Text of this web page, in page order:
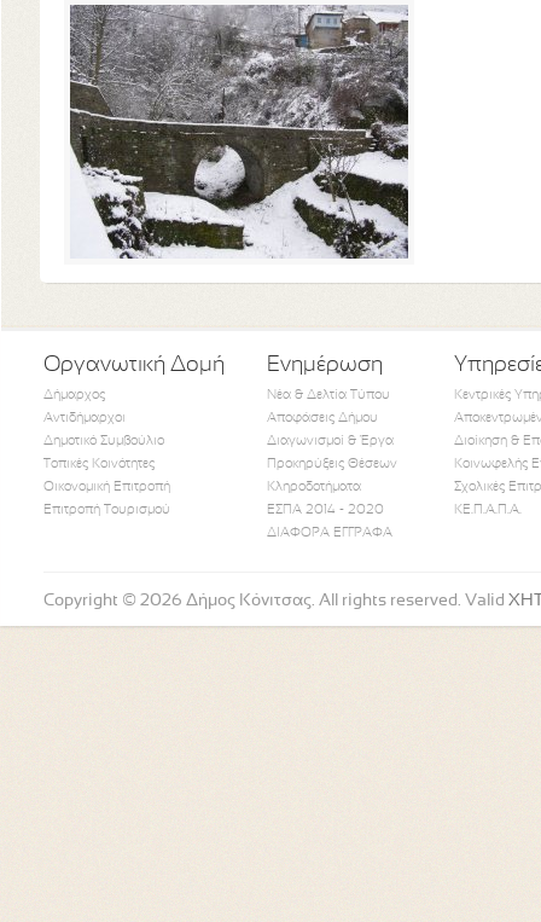
Οργανωτική Δομή
Δήμαρχος
Αντιδήμαρχοι
Δημοτικό Συμβούλιο
Τοπικές Κοινότητες
Οικονομική Επιτροπή
Επιτροπή Τουρισμού
Ενημέρωση
Νέα & Δελτία Τύπου
Αποφάσεις Δήμου
Διαγωνισμοί & Έργα
Προκηρύξεις Θέσεων
Κληροδοτήματα
ΕΣΠΑ 2014 - 2020
ΔΙΑΦΟΡΑ ΕΓΓΡΑΦΑ
Κεντρικές
Διοίκηση &
Κοινωφελής
Σχολικές
ΚΕ.Π.Α.Π.Α.
Follow Us
Copyright © 2026 Δήμος Κόνιτσας. All rights reserved. Valid